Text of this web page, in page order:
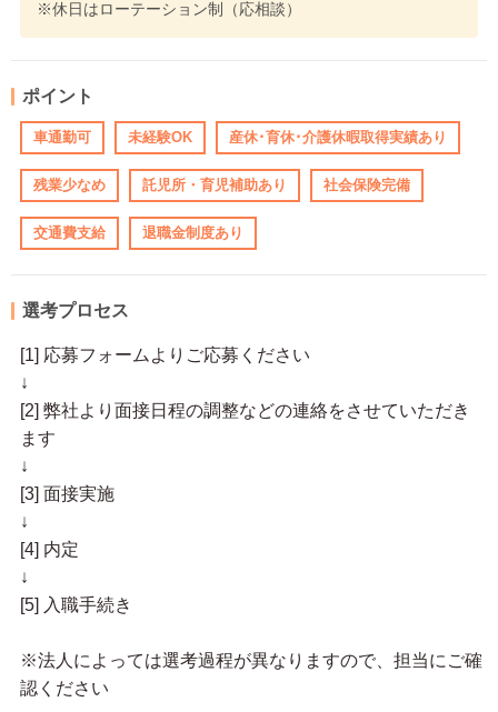
※休日はローテーション制（応相談）
ポイント
車通勤可 未経験OK 産休･育休･介護休暇取得実績あり
残業少なめ 託児所・育児補助あり 社会保険完備
交通費支給 退職金制度あり
選考プロセス
[1] 応募フォームよりご応募ください
↓
[2] 弊社より面接日程の調整などの連絡をさせていただき
ます
↓
[3] 面接実施
↓
[4] 内定
↓
[5] 入職手続き
※法人によっては選考過程が異なりますので、担当にご確
認ください